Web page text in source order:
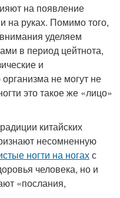
на появление
на руках. Помимо того,
уделяем
в период цейтнота,
и
не могут не
это такое же «лицо»
китайских
несомненную
ногти на ногахс
человека, но и
«послания,